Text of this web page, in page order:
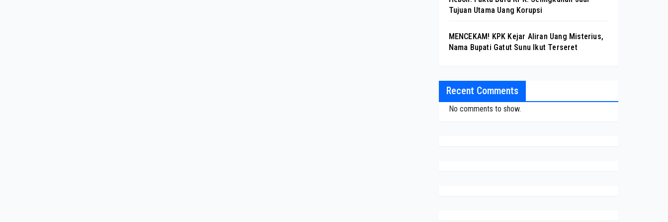
Tujuan Utama Uang Korupsi
MENCEKAM! KPK Kejar Aliran Uang Misterius,
Nama Bupati Gatut Sunu Ikut Terseret
Recent Comments
No comments to show.